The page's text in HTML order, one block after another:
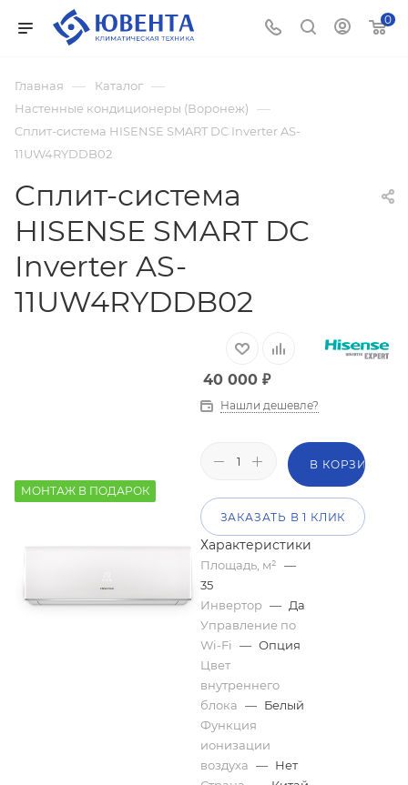
0
Главная — Каталог —
Настенные кондиционеры (Воронеж) —
Cплит-система HISENSE SMART DC Inverter AS-
11UW4RYDDB02
Cплит-система
HISENSE SMART DC
Inverter AS-
11UW4RYDDB02
МОНТАЖ В ПОДАРОК
40 000₽
Нашли дешевле?
В КОРЗИНУ
ЗАКАЗАТЬ В 1 КЛИК
Характеристики
Площадь, м² —
35
Инвертор — Да
Управление по
Wi-Fi
— Опция
Цвет
внутреннего
блока — Белый
Функция
ионизации
воздуха — Нет